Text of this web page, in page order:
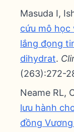
Masuda I,
cứu mô học
lắng đọng
dihydrat.
(263):272-
Neame RL,
lưu hành
đồng